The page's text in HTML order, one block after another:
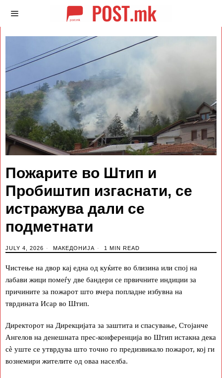
Пожарите во Штип и
Пробиштип изгаснати, се
истражува дали се
подметнати
JULY 4, 2026 МАКЕДОНИЈА 1 MIN READ
Чистење на двор кај една од куќите во близина или спој на
лабави жици помеѓу две бандери се првичните индиции за
причините за пожарот што вчера попладне избувна на
тврдината Исар во Штип.
Директорот на Дирекцијата за заштита и спасување, Стојанче
Ангелов на денешната прес-конференција во Штип истакна дека
сè уште се утврдува што точно го предизвикало пожарот, кој ги
вознемири жителите од оваа населба.